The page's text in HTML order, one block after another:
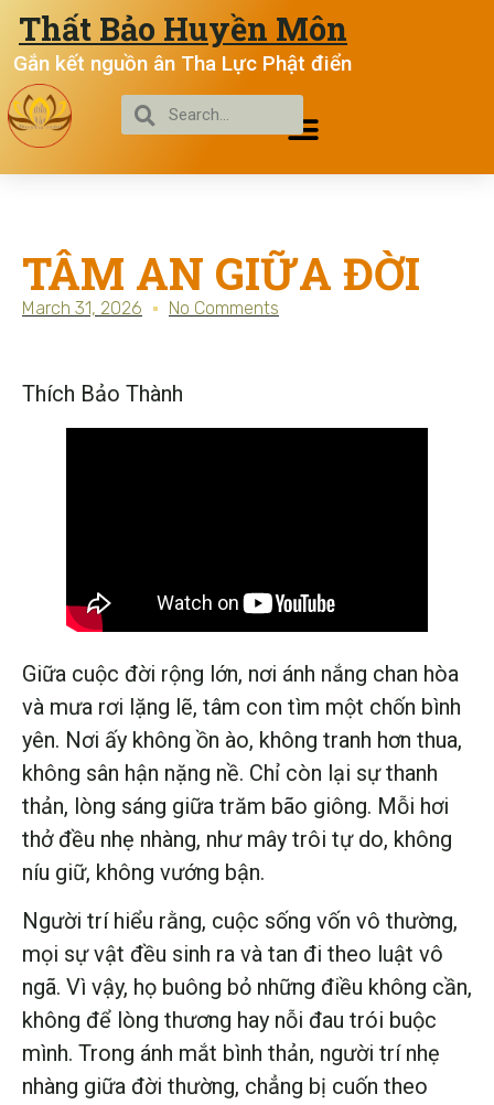
Thất Bảo Huyền Môn
Gắn kết nguồn ân Tha Lực Phật điển
TÂM AN GIỮA ĐỜI
March 31, 2026 No Comments
Thích Bảo Thành
Giữa cuộc đời rộng lớn, nơi ánh nắng chan hòa
và mưa rơi lặng lẽ, tâm con tìm một chốn bình
yên. Nơi ấy không ồn ào, không tranh hơn thua,
không sân hận nặng nề. Chỉ còn lại sự thanh
thản, lòng sáng giữa trăm bão giông. Mỗi hơi
thở đều nhẹ nhàng, như mây trôi tự do, không
níu giữ, không vướng bận.
Người trí hiểu rằng, cuộc sống vốn vô thường,
mọi sự vật đều sinh ra và tan đi theo luật vô
ngã. Vì vậy, họ buông bỏ những điều không cần,
không để lòng thương hay nỗi đau trói buộc
mình. Trong ánh mắt bình thản, người trí nhẹ
nhàng giữa đời thường, chẳng bị cuốn theo